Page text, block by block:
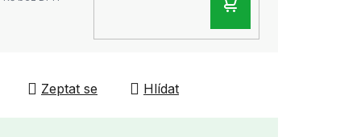
KOŠÍKU
Zeptat se Hlídat